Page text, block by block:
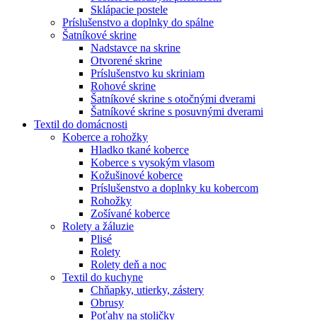
Sklápacie postele
Príslušenstvo a doplnky do spálne
Šatníkové skrine
Nadstavce na skrine
Otvorené skrine
Príslušenstvo ku skriniam
Rohové skrine
Šatníkové skrine s otočnými dverami
Šatníkové skrine s posuvnými dverami
Textil do domácnosti
Koberce a rohožky
Hladko tkané koberce
Koberce s vysokým vlasom
Kožušinové koberce
Príslušenstvo a doplnky ku kobercom
Rohožky
Zošívané koberce
Rolety a žáluzie
Plisé
Rolety
Rolety deň a noc
Textil do kuchyne
Chňapky, utierky, zástery
Obrusy
Poťahy na stoličky